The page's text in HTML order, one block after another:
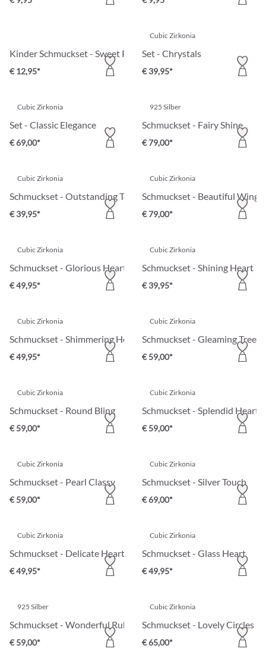
Kinder Schmuckset - Sweet Pinky
€ 12,95*
Cubic Zirkonia
Set - Chrystals
€ 39,95*
Cubic Zirkonia
Set - Classic Elegance
€ 69,00*
925 Silber
Schmuckset - Fairy Shine
€ 79,00*
Cubic Zirkonia
Schmuckset - Outstanding Teardrops
€ 39,95*
Cubic Zirkonia
Schmuckset - Beautiful Wings
€ 79,00*
Cubic Zirkonia
Schmuckset - Glorious Heart
€ 49,95*
Cubic Zirkonia
Schmuckset - Shining Heart
€ 39,95*
Cubic Zirkonia
Schmuckset - Shimmering Heart
€ 49,95*
Cubic Zirkonia
Schmuckset - Gleaming Tree
€ 59,00*
Cubic Zirkonia
Schmuckset - Round Bling
€ 59,00*
Cubic Zirkonia
Schmuckset - Splendid Hearts
€ 59,00*
Cubic Zirkonia
Schmuckset - Pearl Classy
€ 59,00*
Cubic Zirkonia
Schmuckset - Silver Touch
€ 69,00*
Cubic Zirkonia
Schmuckset - Delicate Hearts
€ 49,95*
Cubic Zirkonia
Schmuckset - Glass Heart
€ 49,95*
925 Silber
Schmuckset - Wonderful Ruby
€ 59,00*
Cubic Zirkonia
Schmuckset - Lovely Circles
€ 65,00*